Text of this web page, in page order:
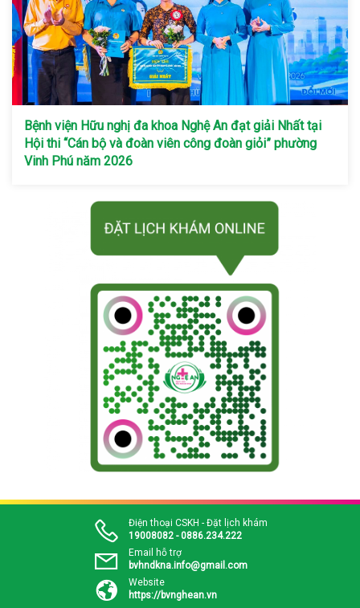
Bệnh viện Hữu nghị đa khoa Nghệ An đạt giải Nhất tại
Hội thi “Cán bộ và đoàn viên công đoàn giỏi” phường
Vinh Phú năm 2026
Điện thoại CSKH - Đặt lịch khám
19008082 - 0886.234.222
Email hỗ trợ
bvhndkna.info@gmail.com
Website
https://bvnghean.vn